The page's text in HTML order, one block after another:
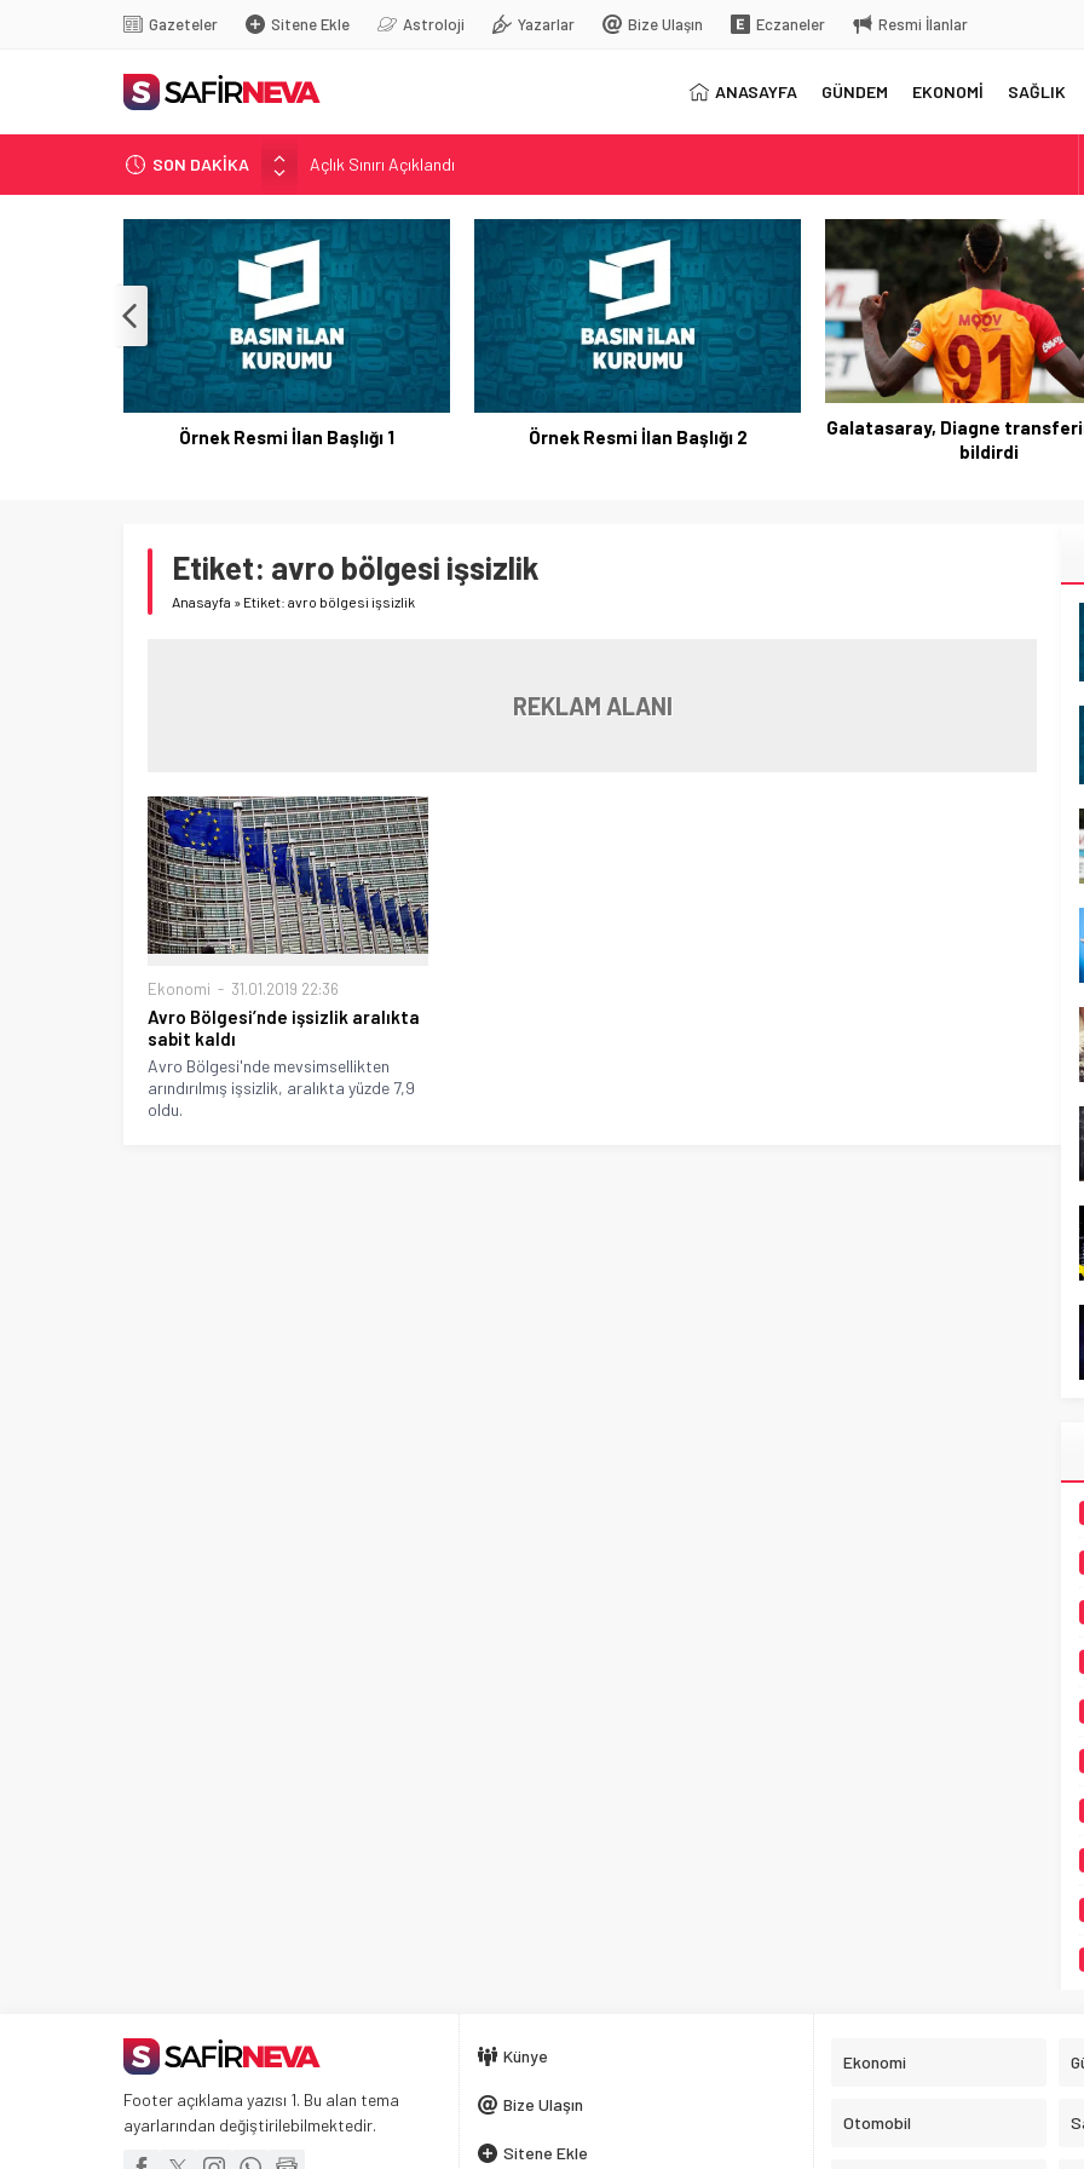
Gazeteler Sitene Ekle Astroloji Yazarlar Bize Ulaşın Eczaneler Resmi İlanlar
ANASAYFA GÜNDEM EKONOMİ SAĞLIK
SON DAKİKA
Açlık Sınırı Açıklandı
Öğretmenlere Kötü Haber
FETÖ’nün kritik ismi tutuklandı
Son dakika… İstanbul’da trafik felç
Yunanistan Başbakanı Çipras Türkiye’ye gelecek
Örnek Resmi İlan Başlığı 1 Örnek Resmi İlan Başlığı 2
Galatasaray, Diagne
bildirdi
Etiket: avro bölgesi işsizlik
Anasayfa » Etiket: avro bölgesi işsizlik
REKLAM ALANI
Ekonomi 31.01.2019 22:36
Avro Bölgesi’nde işsizlik aralıkta
sabit kaldı
Avro Bölgesi'nde mevsimsellikten
arındırılmış işsizlik, aralıkta yüzde 7,9
oldu.
Footer açıklama yazısı 1. Bu alan tema
ayarlarından değiştirilebilmektedir.
Künye
Bize Ulaşın
Sitene Ekle
Ekonomi
Otomobil